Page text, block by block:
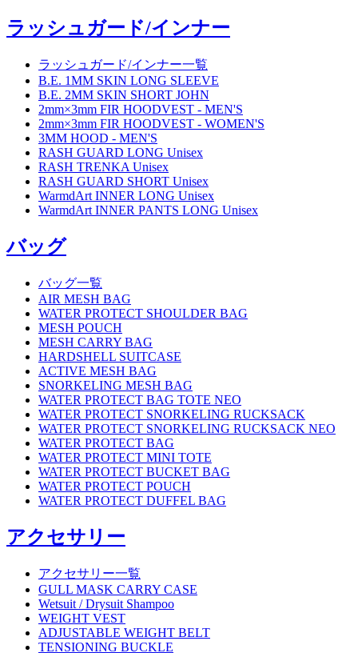
ラッシュガード/インナー
ラッシュガード/インナー一覧
B.E. 1MM SKIN LONG SLEEVE
B.E. 2MM SKIN SHORT JOHN
2mm×3mm FIR HOODVEST - MEN'S
2mm×3mm FIR HOODVEST - WOMEN'S
3MM HOOD - MEN'S
RASH GUARD LONG Unisex
RASH TRENKA Unisex
RASH GUARD SHORT Unisex
WarmdArt INNER LONG Unisex
WarmdArt INNER PANTS LONG Unisex
バッグ
バッグ一覧
AIR MESH BAG
WATER PROTECT SHOULDER BAG
MESH POUCH
MESH CARRY BAG
HARDSHELL SUITCASE
ACTIVE MESH BAG
SNORKELING MESH BAG
WATER PROTECT BAG TOTE NEO
WATER PROTECT SNORKELING RUCKSACK
WATER PROTECT SNORKELING RUCKSACK NEO
WATER PROTECT BAG
WATER PROTECT MINI TOTE
WATER PROTECT BUCKET BAG
WATER PROTECT POUCH
WATER PROTECT DUFFEL BAG
アクセサリー
アクセサリー一覧
GULL MASK CARRY CASE
Wetsuit / Drysuit Shampoo
WEIGHT VEST
ADJUSTABLE WEIGHT BELT
TENSIONING BUCKLE